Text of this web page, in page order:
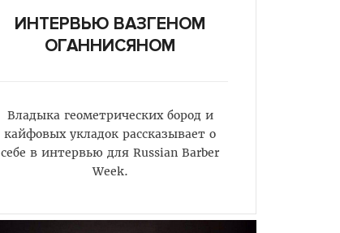
ИНТЕРВЬЮ ВАЗГЕНОМ
ОГАННИСЯНОМ
Владыка геометрических бород и
кайфовых укладок рассказывает о
себе в интервью для Russian Barber
Week.